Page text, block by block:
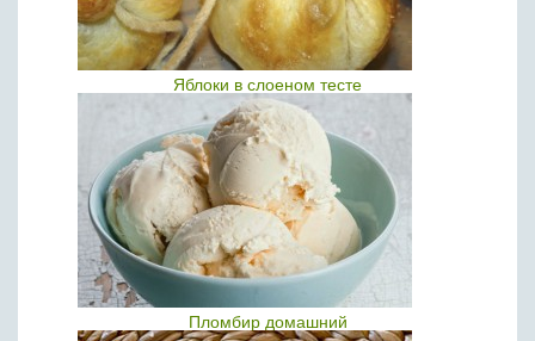
Яблоки в слоеном тесте
Пломбир домашний